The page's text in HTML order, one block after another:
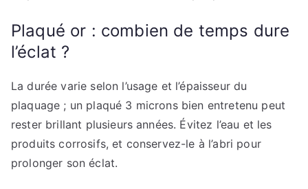
Plaqué or : combien de temps dure
l’éclat ?
La durée varie selon l’usage et l’épaisseur du
plaquage ; un plaqué 3 microns bien entretenu peut
rester brillant plusieurs années. Évitez l’eau et les
produits corrosifs, et conservez-le à l’abri pour
prolonger son éclat.